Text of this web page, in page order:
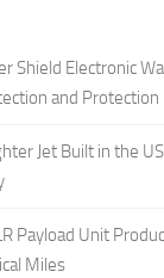
Shield Electronic
and Protection
Jet Built in the
Payload Unit
Miles